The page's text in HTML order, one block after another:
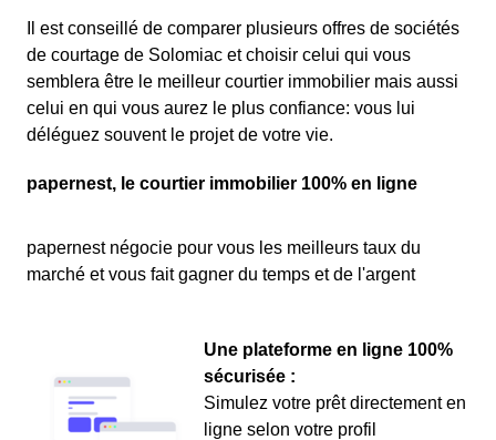
Il est conseillé de comparer plusieurs offres de sociétés
de courtage de Solomiac et choisir celui qui vous
semblera être le meilleur courtier immobilier mais aussi
celui en qui vous aurez le plus confiance: vous lui
déléguez souvent le projet de votre vie.
papernest, le courtier immobilier 100% en ligne
papernest négocie pour vous les meilleurs taux du
marché et vous fait gagner du temps et de l'argent
Une plateforme en ligne 100%
sécurisée :
Simulez votre prêt directement en
ligne selon votre profil